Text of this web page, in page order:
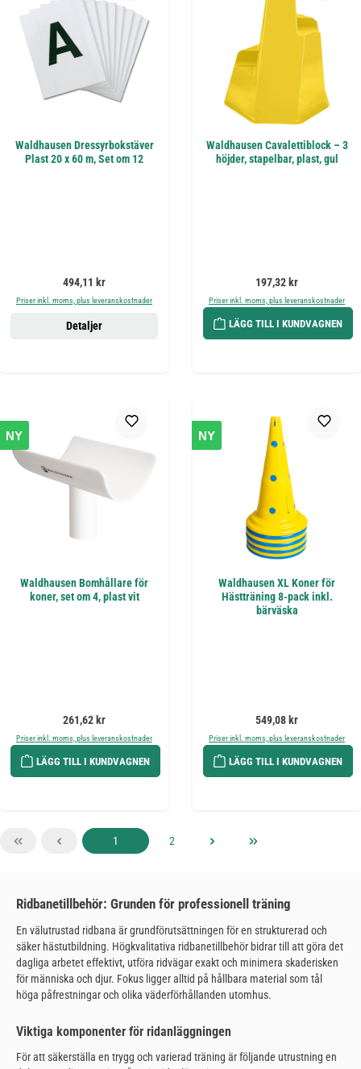
Waldhausen Dressyrbokstäver
Plast 20 x 60 m, Set om 12
Ordinarie pris:
494,11 kr
Priser inkl. moms, plus leveranskostnader
Detaljer
Waldhausen Cavalettiblock – 3
höjder, stapelbar, plast, gul
Ordinarie pris:
197,32 kr
Priser inkl. moms, plus leveranskostnader
LÄGG TILL I KUNDVAGNEN
NY
Waldhausen Bomhållare för
koner, set om 4, plast vit
Ordinarie pris:
261,62 kr
Priser inkl. moms, plus leveranskostnader
LÄGG TILL I KUNDVAGNEN
NY
Waldhausen XL Koner för
Hästträning 8-pack inkl.
bärväska
Ordinarie pris:
549,08 kr
Priser inkl. moms, plus leveranskostnader
LÄGG TILL I KUNDVAGNEN
Sida
1 Sida
2
Ridbanetillbehör: Grunden för professionell träning
En välutrustad ridbana är grundförutsättningen för en strukturerad och
säker hästutbildning. Högkvalitativa ridbanetillbehör bidrar till att göra det
dagliga arbetet effektivt, utföra ridvägar exakt och minimera skaderisken
för människa och djur. Fokus ligger alltid på hållbara material som tål
höga påfrestningar och olika väderförhållanden utomhus.
Viktiga komponenter för ridanläggningen
För att säkerställa en trygg och varierad träning är följande utrustning en